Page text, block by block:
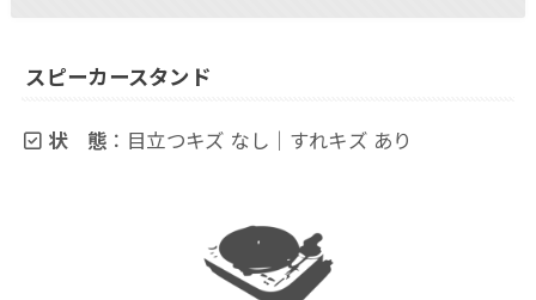
スピーカースタンド
状 態 ：目立つキズ なし｜すれキズ あり